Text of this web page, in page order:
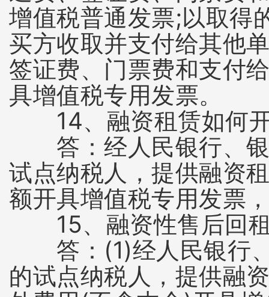
增值税普通发票;以取得
买方收取并支付给其他
签证费、门票费和支付
具增值税专用发票。
14、融资租赁如何
答：经人民银行、银
试点纳税人，提供融资
额开具增值税专用发票
15、融资性售后回租
答：(1)经人民银行、
的试点纳税人，提供融